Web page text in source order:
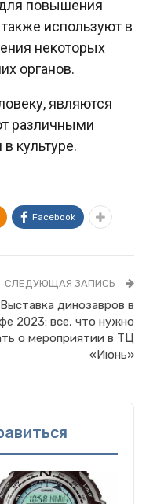
для повышения
используют в
некоторых
органов.
являются
различными
культуре.
Facebook
СЛЕДУЮЩАЯ ЗАПИСЬ
Выставка динозавров в
2023: все, что нужно
о мероприятии в ТЦ
«Июнь»